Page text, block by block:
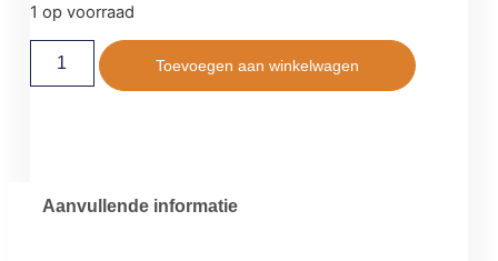
1 op voorraad
Toevoegen aan winkelwagen
Aanvullende informatie